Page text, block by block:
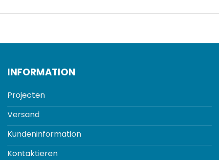
INFORMATION
Projecten
Versand
Kundeninformation
Kontaktieren